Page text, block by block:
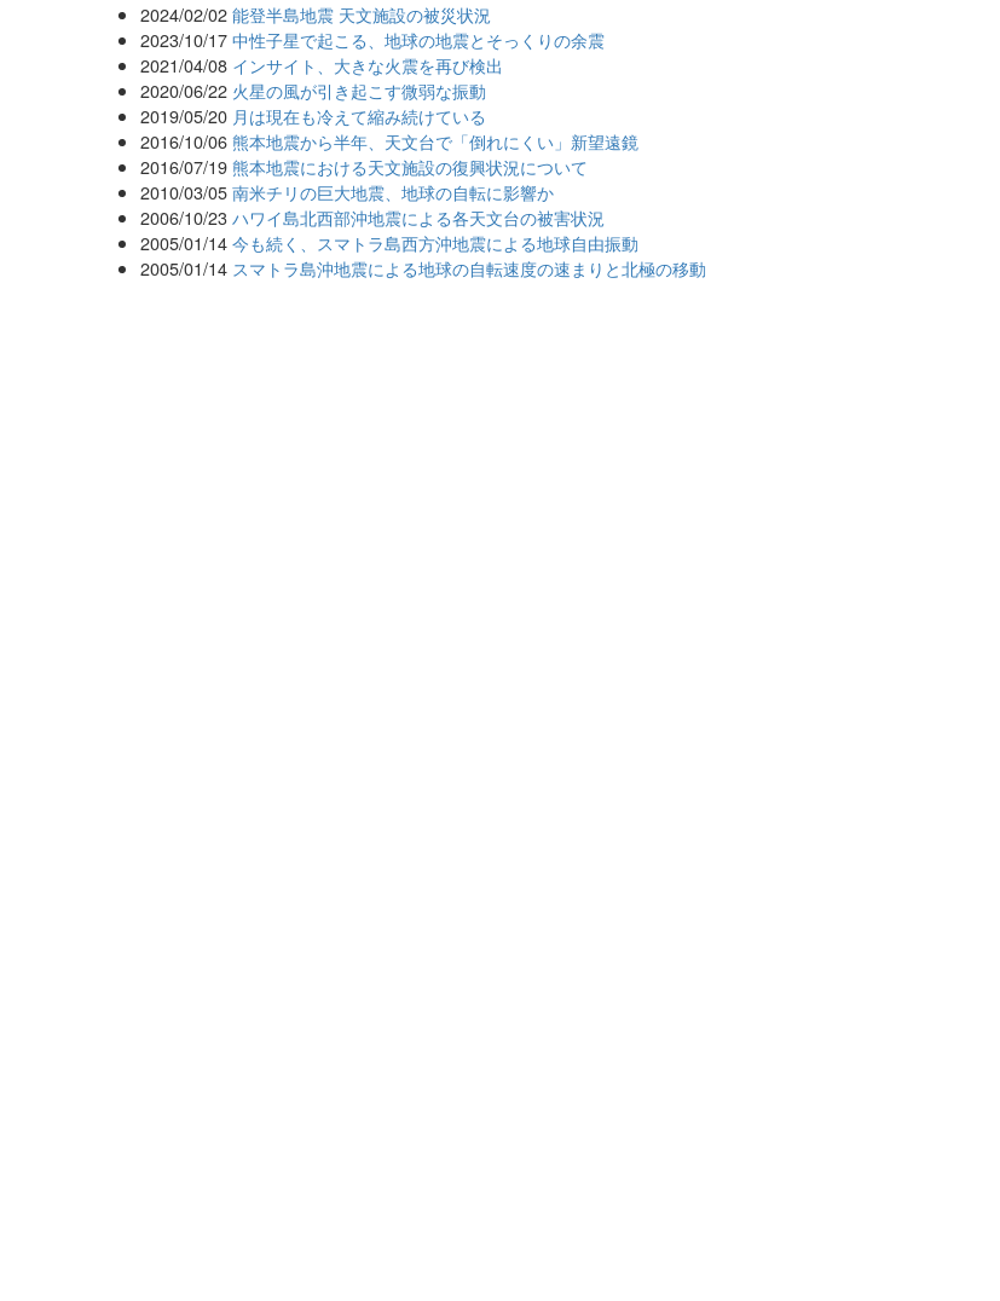
2024/02/02 能登半島地震 天文施設の被災状況
2023/10/17 中性子星で起こる、地球の地震とそっくりの余震
2021/04/08 インサイト、大きな火震を再び検出
2020/06/22 火星の風が引き起こす微弱な振動
2019/05/20 月は現在も冷えて縮み続けている
2016/10/06 熊本地震から半年、天文台で「倒れにくい」新望遠鏡
2016/07/19 熊本地震における天文施設の復興状況について
2010/03/05 南米チリの巨大地震、地球の自転に影響か
2006/10/23 ハワイ島北西部沖地震による各天文台の被害状況
2005/01/14 今も続く、スマトラ島西方沖地震による地球自由振動
2005/01/14 スマトラ島沖地震による地球の自転速度の速まりと北極の移動